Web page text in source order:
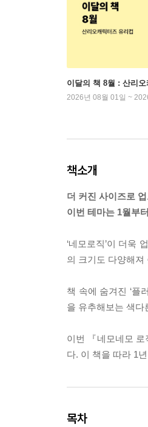
이달의 책 8월 : 산리오
2026년 08월 01일 ~
책소개
더 커진 사이즈로
이번 테마는 1월부
‘네모로직’이 더욱
의 크기도 다양해져
책 속에 숨겨진 ‘플
을 유추해보는 색다
이번 『네모네모
다. 이 책을 따라 1
목차